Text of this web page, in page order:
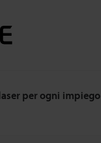
per ogni impiego